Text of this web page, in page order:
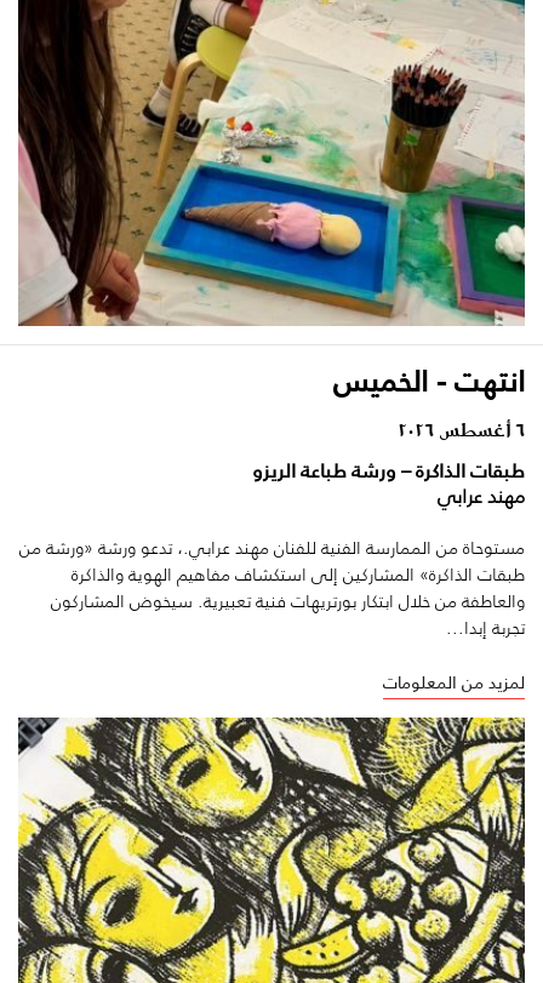
انتهت - الخميس
٦ أغسطس ٢٠٢٦
طبقات الذاكرة – ورشة طباعة الريزو
مهند عرابي
مستوحاة من الممارسة الفنية للفنان مهند عرابي.، تدعو ورشة «ورشة من
طبقات الذاكرة» المشاركين إلى استكشاف مفاهيم الهوية والذاكرة
والعاطفة من خلال ابتكار بورتريهات فنية تعبيرية. سيخوض المشاركون
تجربة إبدا...
لمزيد من المعلومات